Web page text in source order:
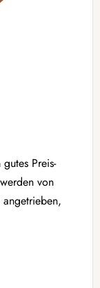
Preis-
von
angetrieben,